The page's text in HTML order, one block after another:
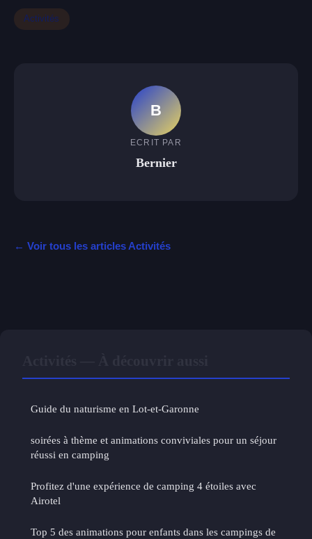
Activités
B
ECRIT PAR
Bernier
← Voir tous les articles Activités
Guide du naturisme en Lot-et-Garonne
soirées à thème et animations conviviales pour un séjour
réussi en camping
Profitez d'une expérience de camping 4 étoiles avec
Airotel
Top 5 des animations pour enfants dans les campings de